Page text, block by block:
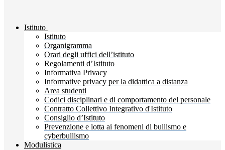
Istituto
Istituto
Organigramma
Orari degli uffici dell’istituto
Regolamenti d’Istituto
Informativa Privacy
Informative privacy per la didattica a distanza
Area studenti
Codici disciplinari e di comportamento del personale
Contratto Collettivo Integrativo d'Istituto
Consiglio d’Istituto
Prevenzione e lotta ai fenomeni di bullismo e
cyberbullismo
Modulistica